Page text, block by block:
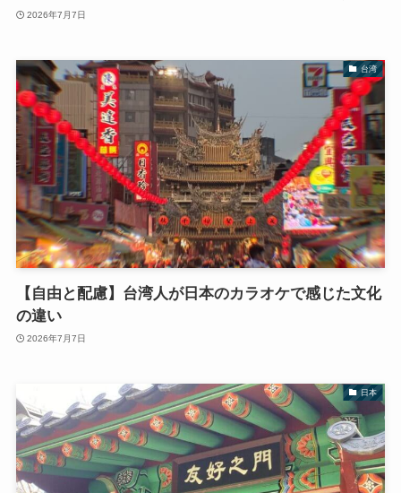
2026年7月7日
台湾
【自由と配慮】台湾人が日本のカラオケで感じた文化
の違い
2026年7月7日
日本